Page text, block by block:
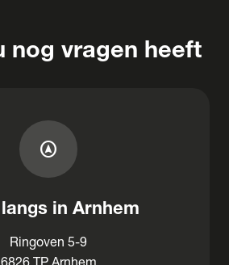
nog vragen heeft
assistant_navigation
in Arnhem
Ringoven 5-9
6826 TP Arnhem